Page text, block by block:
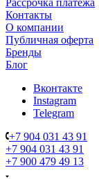
Контакты
О компании
Публичная оферта
Бренды
Блог
Вконтакте
Instagram
Telegram
+7 904 031 43 91
+7 904 031 43 91
+7 900 479 49 13